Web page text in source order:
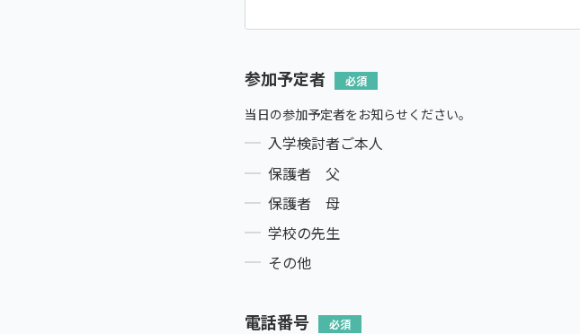
参加予定者
当日の参加予定者をお知らせください。
入学検討者ご本人
保護者 父
保護者 母
学校の先生
その他
電話番号